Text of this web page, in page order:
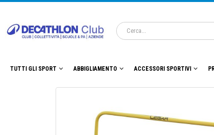
TUTTI GLI SPORT ABBIGLIAMENTO ACCESSORI SPORTIVI